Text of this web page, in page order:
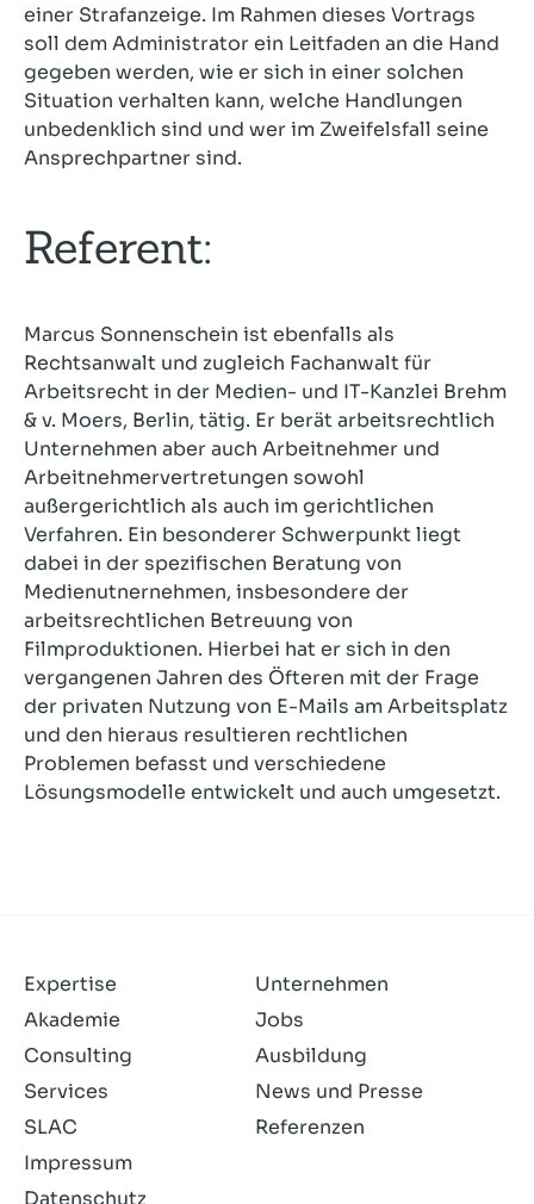
einer Strafanzeige. Im Rahmen dieses Vortrags
soll dem Administrator ein Leitfaden an die Hand
gegeben werden, wie er sich in einer solchen
Situation verhalten kann, welche Handlungen
unbedenklich sind und wer im Zweifelsfall seine
Ansprechpartner sind.
Referent:
Marcus Sonnenschein ist ebenfalls als
Rechtsanwalt und zugleich Fachanwalt für
Arbeitsrecht in der Medien- und IT-Kanzlei Brehm
& v. Moers, Berlin, tätig. Er berät arbeitsrechtlich
Unternehmen aber auch Arbeitnehmer und
Arbeitnehmervertretungen sowohl
außergerichtlich als auch im gerichtlichen
Verfahren. Ein besonderer Schwerpunkt liegt
dabei in der spezifischen Beratung von
Medienutnernehmen, insbesondere der
arbeitsrechtlichen Betreuung von
Filmproduktionen. Hierbei hat er sich in den
vergangenen Jahren des Öfteren mit der Frage
der privaten Nutzung von E-Mails am Arbeitsplatz
und den hieraus resultieren rechtlichen
Problemen befasst und verschiedene
Lösungsmodelle entwickelt und auch umgesetzt.
Expertise
Akademie
Consulting
Services
SLAC
Unternehmen
Jobs
Ausbildung
News und Presse
Referenzen
Impressum
Datenschutz